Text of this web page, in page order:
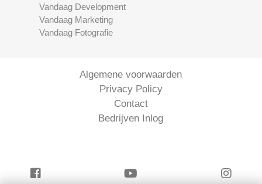
Vandaag Development
Vandaag Marketing
Vandaag Fotografie
Algemene voorwaarden
Privacy Policy
Contact
Bedrijven Inlog